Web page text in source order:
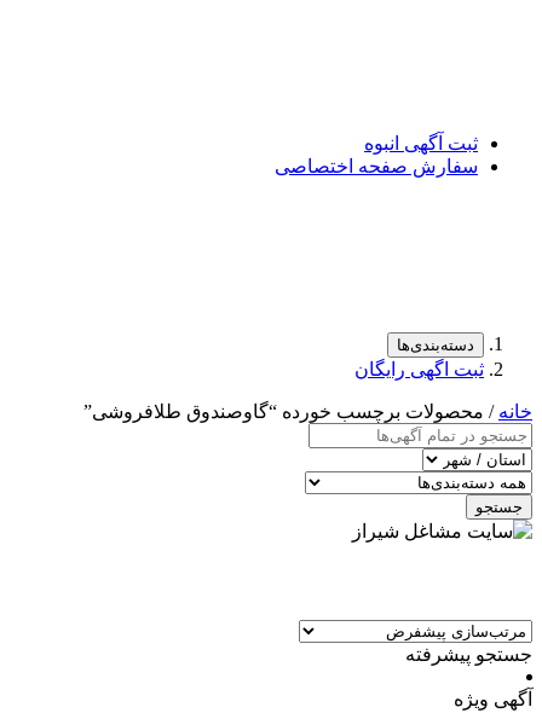
ثبت آگهی انبوه
سفارش صفحه اختصاصی
دسته‌بندی‌ها
ثبت اگهی رایگان
خانه / محصولات برچسب خورده “گاوصندوق طلافروشی”
جستجو
جستجو پیشرفته
آگهی ویژه